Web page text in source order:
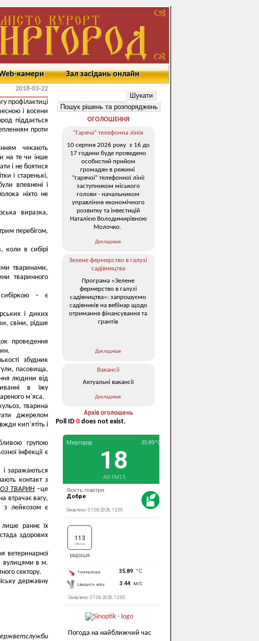
камери Зал засідань онлайн
2018-03-22
профілактиці
і восени
піддається
проти
чекають
на те чи інше
і не боятися
і старенькі,
впевнені і
ніхто не
виразка,
перебігом,
коли в сибірі
тваринами,
тваринного
сибіркою – є
і диких
свіни, рідше
проведення
збудник
пасовища,
людини від
в їжу
м`яса.
тварина
джерелом
кип`ятіть і
групою
інфекції є
заражаються
контакт з
ТВАРИН –це
втрачає вагу,
з лейкозом є
раннє їх
здорових
ветеринарної
вулицями в м.
сектору.
державну
держветслужби
ОГОЛОШЕННЯ
“Гаряча” телефонна лінія
10 серпня 2026 року з 16 до
17 години буде проведено
особистий прийом
громадян в режимі
“гарячої” телефонної лінії
заступником міського
голови - начальником
управління економічного
розвитку та інвестицій
Наталією Володимирівною
Молочко.
Докладніше
Зелене фермерство в галузі
садівництва
Програма «Зелене
фермерство в галузі
садівництва»: запрошуємо
садівників на вебінар щодо
отримання фінансування та
грантів
Докладніше
Вакансії
Актуальні вакансії
Докладніше
Архів оголошень
Poll ID 0 does not exist.
Погода на найближчий час